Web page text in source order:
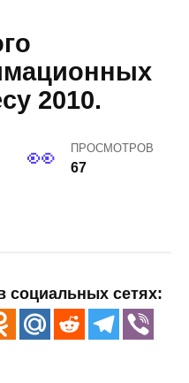
2010.
ПРОСМОТРОВ
67
социальных сетях: